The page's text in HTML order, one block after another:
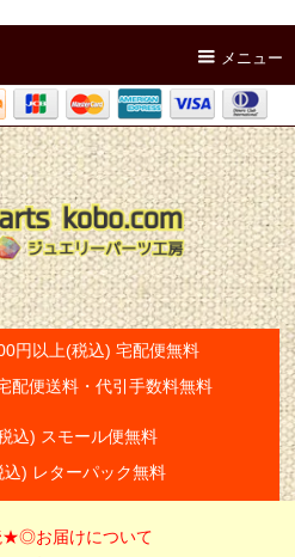
メニュー
円以上(税込) 宅配便無料
配便送料・代引手数料無料
込) スモール便無料
) レターパック無料
お届けについて